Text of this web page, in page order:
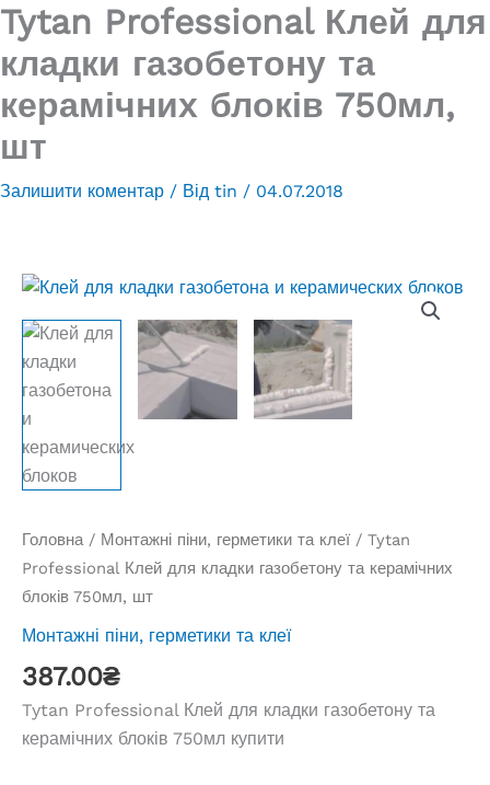
Tytan Professional Клей для
кладки газобетону та
керамічних блоків 750мл,
шт
Залишити коментар / Від tin / 04.07.2018
Головна/ Монтажні піни, герметики та клеї / Tytan
Professional Клей для кладки газобетону та керамічних
блоків 750мл, шт
Монтажні піни, герметики та клеї
387.00₴
Tytan Professional Клей для кладки газобетону та
керамічних блоків 750мл купити